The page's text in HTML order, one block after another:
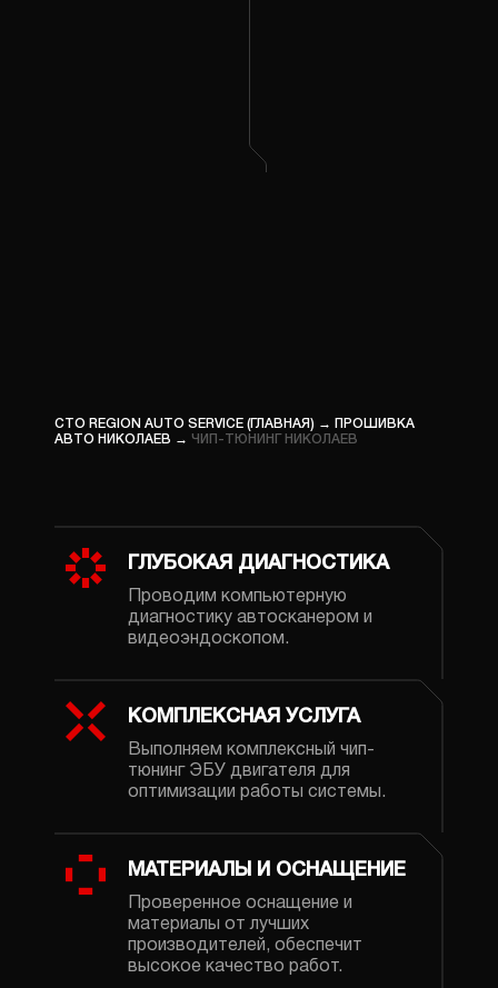
СТО REGION AUTO SERVICE (ГЛАВНАЯ) →
ПРОШИВКА
АВТО НИКОЛАЕВ → ЧИП-ТЮНИНГ НИКОЛАЕВ
ГЛУБОКАЯ ДИАГНОСТИКА
Проводим компьютерную
диагностику автосканером и
видеоэндоскопом.
КОМПЛЕКСНАЯ УСЛУГА
Выполняем комплексный чип-
тюнинг ЭБУ двигателя для
оптимизации работы системы.
МАТЕРИАЛЫ И ОСНАЩЕНИЕ
Проверенное оснащение и
материалы от лучших
производителей, обеспечит
высокое качество работ.